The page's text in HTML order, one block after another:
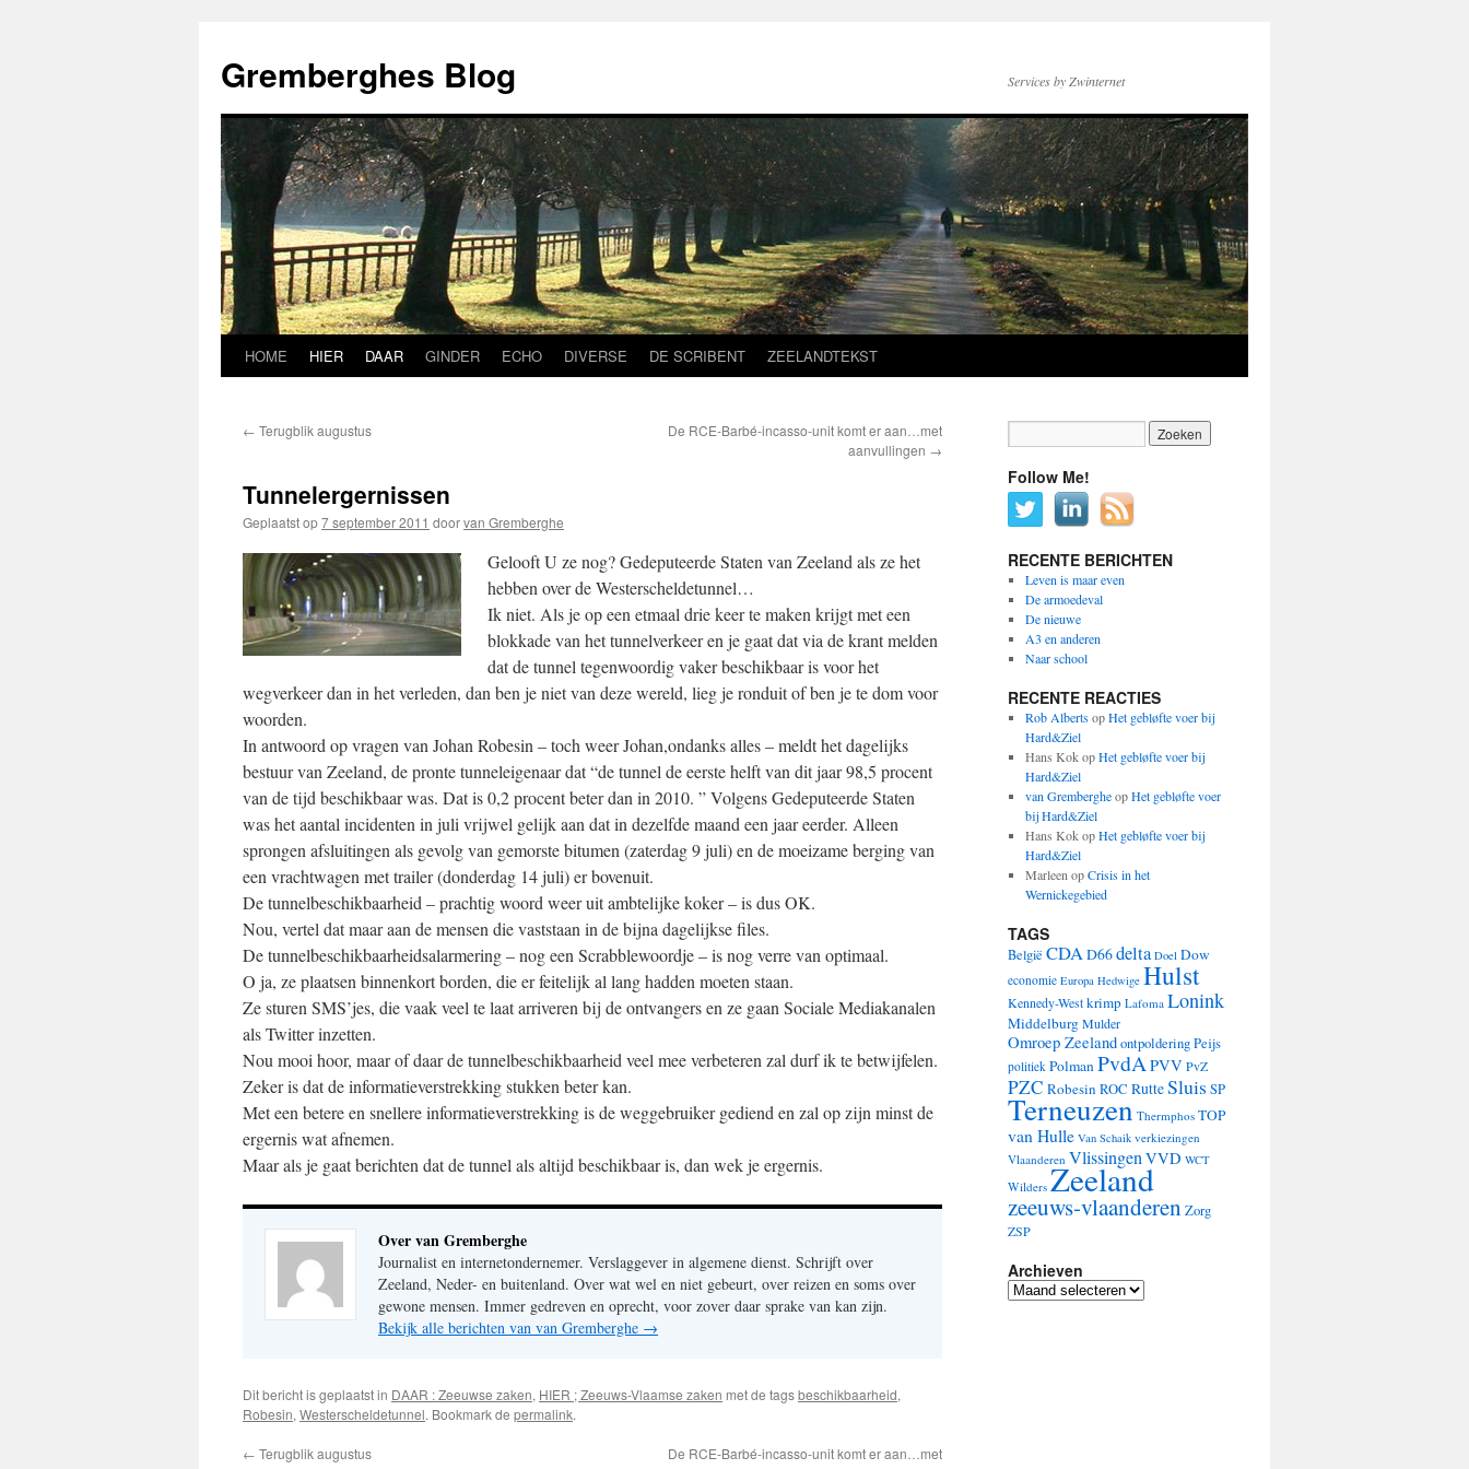
de
inhoud
Gremberghes Blog Services by Zwinternet
HOME HIER DAAR GINDER ECHO DIVERSE DE SCRIBENT ZEELANDTEKST
← Terugblik augustus
De RCE-Barbé-incasso-unit komt er aan…met
aanvullingen →
Tunnelergernissen
Geplaatst op7 september 2011 doorvan Gremberghe
Gelooft U ze nog? Gedeputeerde Staten van Zeeland als ze het
hebben over de Westerscheldetunnel…
Ik niet. Als je op een etmaal drie keer te maken krijgt met een
blokkade van het tunnelverkeer en je gaat dat via de krant melden
dat de tunnel tegenwoordig vaker beschikbaar is voor het
wegverkeer dan in het verleden, dan ben je niet van deze wereld, lieg je ronduit of ben je te dom voor
woorden.
In antwoord op vragen van Johan Robesin – toch weer Johan,ondanks alles – meldt het dagelijks
bestuur van Zeeland, de pronte tunneleigenaar dat “de tunnel de eerste helft van dit jaar 98,5 procent
van de tijd beschikbaar was. Dat is 0,2 procent beter dan in 2010. ” Volgens Gedeputeerde Staten
was het aantal incidenten in juli vrijwel gelijk aan dat in dezelfde maand een jaar eerder. Alleen
sprongen afsluitingen als gevolg van gemorste bitumen (zaterdag 9 juli) en de moeizame berging van
een vrachtwagen met trailer (donderdag 14 juli) er bovenuit.
De tunnelbeschikbaarheid – prachtig woord weer uit ambtelijke koker – is dus OK.
Nou, vertel dat maar aan de mensen die vaststaan in de bijna dagelijkse files.
De tunnelbeschikbaarheidsalarmering – nog een Scrabblewoordje – is nog verre van optimaal.
O ja, ze plaatsen binnenkort borden, die er feitelijk al lang hadden moeten staan.
Ze sturen SMS’jes, die vaak veel te laat arriveren bij de ontvangers en ze gaan Sociale Mediakanalen
als Twitter inzetten.
Nou mooi hoor, maar of daar de tunnelbeschikbaarheid veel mee verbeteren zal durf ik te betwijfelen.
Zeker is dat de informatieverstrekking stukken beter kan.
Met een betere en snellere informatieverstrekking is de weggebruiker gediend en zal op zijn minst de
ergernis wat afnemen.
Maar als je gaat berichten dat de tunnel als altijd beschikbaar is, dan wek je ergernis.
Over van Gremberghe
Journalist en internetondernemer. Verslaggever in algemene dienst. Schrijft over
Zeeland, Neder- en buitenland. Over wat wel en niet gebeurt, over reizen en soms over
gewone mensen. Immer gedreven en oprecht, voor zover daar sprake van kan zijn.
Bekijk alle berichten van van Gremberghe →
Dit bericht is geplaatst in DAAR : Zeeuwse zaken, HIER ; Zeeuws-Vlaamse zaken met de tagsbeschikbaarheid,
Robesin, Westerscheldetunnel. Bookmark de permalink.
← Terugblik augustus
De RCE-Barbé-incasso-unit komt er aan…met
Follow Me!
RECENTE BERICHTEN
Leven is maar even
De armoedeval
De nieuwe
A3 en anderen
Naar school
RECENTE REACTIES
Rob AlbertsopHet gebløfte voer bij
Hard&Ziel
Hans KokopHet gebløfte voer bij
Hard&Ziel
van GrembergheopHet gebløfte voer
bij Hard&Ziel
Hans KokopHet gebløfte voer bij
Hard&Ziel
Marleen opCrisis in het
Wernickegebied
TAGS
België CDAD66delta Doel Dow
economie Europa Hedwige Hulst
Kennedy-Westkrimp Lafoma Lonink
MiddelburgMulder
Omroep ZeelandontpolderingPeijs
politiek PolmanPvdAPVV PvZ
PZC Robesin ROC RutteSluis SP
Terneuzen Thermphos TOP
van Hulle Van Schaik verkiezingen
Vlaanderen VlissingenVVD WCT
Wilders Zeeland
zeeuws-vlaanderen Zorg
ZSP
Archieven
Archieven